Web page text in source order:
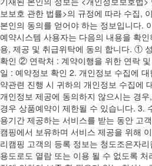
보보호 관한 법률>의 규정에 따라 수집,
본인의 동의를 얻어야 하는 정보입니다.
예약시스템 사용자는 다음의 내용을 확
용, 제공 및 취급위탁에 동의 합니다. ①
확인 ② 연락처 : 계약이행을 위한 연락
일 : 예약정보 확인 2. 개인정보 수집에
약관련 진행 시 귀하의 개인정보 수집에
개인정보 제공에 동의하지 않으시는 경
경우 상품예약이 제한될 수 있습니다. 3.
용기간 제공하는 서비스를 받는 동안 고
캠핑에서 보유하며 서비스 제공을 위해
리캠핑 고객의 등록 정보는 청도조은자
용도로도 열람 또는 이용 될 수 없도록